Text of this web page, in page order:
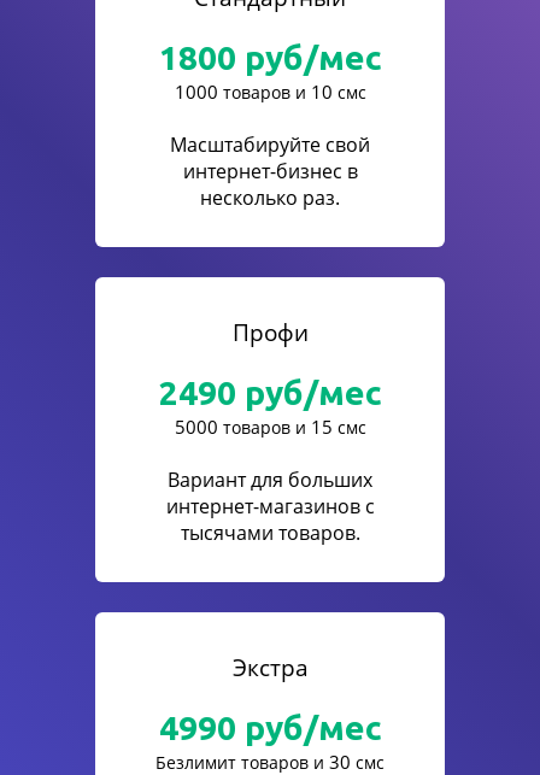
1800 руб/мес
1000 товаров и 10 смс
Масштабируйте свой
интернет-бизнес в
несколько раз.
Профи
2490 руб/мес
5000 товаров и 15 смс
Вариант для больших
интернет-магазинов с
тысячами товаров.
Экстра
4990 руб/мес
Безлимит товаров и 30 смс